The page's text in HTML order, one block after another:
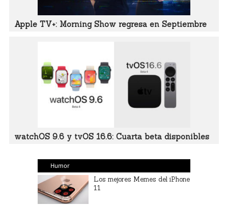
Apple TV+: Morning Show regresa en Septiembre
watchOS 9.6 y tvOS 16.6: Cuarta beta disponibles
Humor
Los mejores Memes del iPhone
11